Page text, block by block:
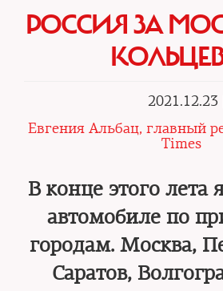
РОССИЯ ЗА
2021.12.23
Евгения Альбац, главный
Times
В конце этого лета
автомобиле по
городам. Москва,
Саратов,